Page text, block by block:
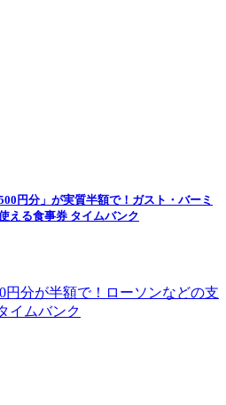
円分」が実質半額で！ガスト・バーミ
える食事券 タイムバンク
円分が半額で！ローソンなどの支
イムバンク